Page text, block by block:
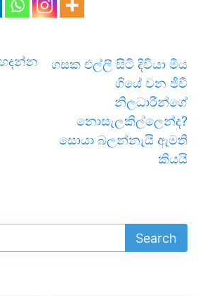
ගසක එල්ලී සිටි දිවියා මිය
ගියේ වන ජීවී
නිලධාරීන්ගේ
නොසැලකිල්ලෙන්ද?
සොයා බලන්නැයි ඇමති
කියයි